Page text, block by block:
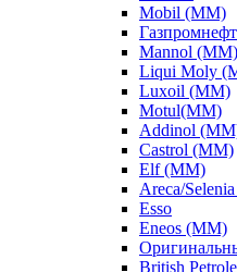
Mobil (ММ)
Mannol (ММ)
Liqui Moly
Luxoil (ММ)
Motul(ММ)
Addinol
Castrol (ММ)
Elf (ММ)
Areca/
Esso
Eneos (ММ)
British